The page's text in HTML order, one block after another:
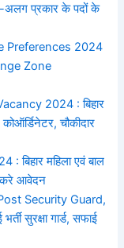
प्रकार के पदों के
Preferences 2024
Zone
2024 : बिहार
चौकीदार
बिहार महिला एवं बाल
करे आवेदन
Security Guard,
सुरक्षा गार्ड, सफाई